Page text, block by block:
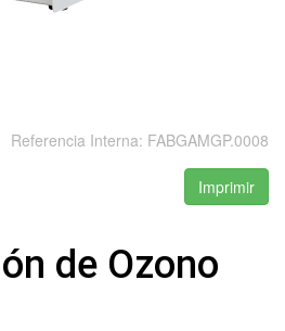
Referencia Interna: FABGAMGP.0008
Imprimir
de Ozono